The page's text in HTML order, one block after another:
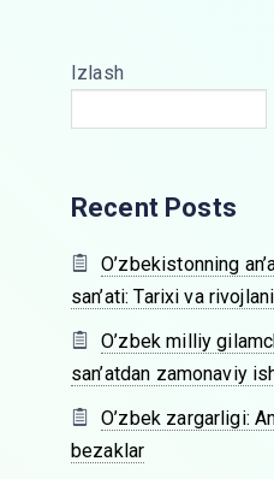
Izlash
Recent Posts
O’zbekistonning
san’ati: Tarixi va
O’zbek milliy
san’atdan zamonaviy
O’zbek zargarligi:
bezaklar